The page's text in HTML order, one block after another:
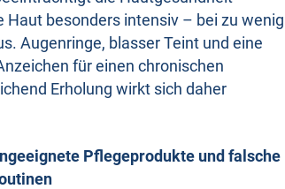
besonders intensiv – bei zu wenig
Augenringe, blasser Teint und eine
für einen chronischen
Erholung wirkt sich daher
Pflegeprodukte und falsche